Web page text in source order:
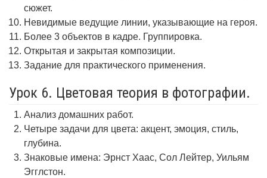
сюжет.
Невидимые ведущие линии, указывающие на героя.
Более 3 объектов в кадре. Группировка.
Открытая и закрытая композиции.
Задание для практического применения.
Урок 6. Цветовая теория в фотографии.
Анализ домашних работ.
Четыре задачи для цвета: акцент, эмоция, стиль,
глубина.
Знаковые имена: Эрнст Хаас, Сол Лейтер, Уильям
Эгглстон.